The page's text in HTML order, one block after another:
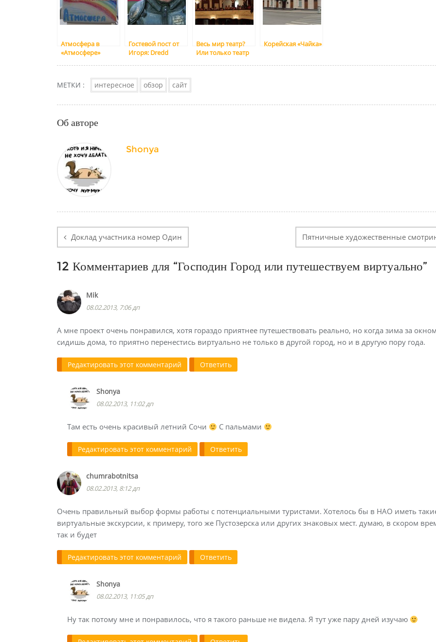
Атмосфера в
«Атмосфере»
Гостевой пост от
Игоря: Dredd
Весь мир театр?
Или только театр
Корейская «Чайка»
МЕТКИ : интересное обзор сайт
Об авторе
Shonya
по
записям
Доклад участника номер Один Пятничные художественные
12 Комментариев для “Господин Город или путешествуем виртуально”
Mik
08.02.2013, 7:06 дп
А мне проект очень понравился, хотя гораздо приятнее путешествовать реально, но когда зима за
сидишь дома, то приятно перенестись виртуально не только в другой город, но и в другую пору года.
Редактировать этот комментарий Ответить
Shonya
08.02.2013, 11:02 дп
Там есть очень красивый летний Сочи С пальмами
Редактировать этот комментарий Ответить
chumrabotnitsa
08.02.2013, 8:12 дп
Очень правильный выбор формы работы с потенциальными туристами. Хотелось бы в НАО иметь
виртуальные экскурсии, к примеру, того же Пустозерска или других знаковых мест. думаю, в скором
так и будет
Редактировать этот комментарий Ответить
Shonya
08.02.2013, 11:05 дп
Ну так потому мне и понравилось, что я такого раньше не видела. Я тут уже пару дней изучаю